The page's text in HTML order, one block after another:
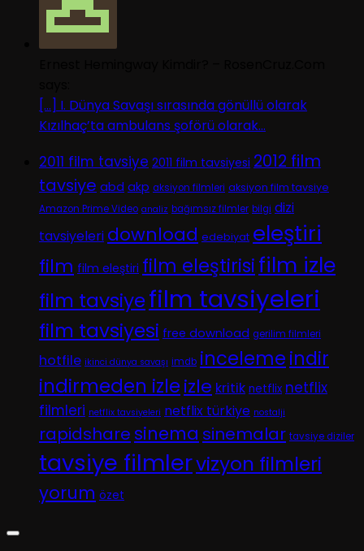
[…] I. Dünya Savaşı sırasında gönüllü olarak
Kızılhaç’ta ambulans şoförü olarak...
2011 film tavsiye 2011 film tavsiyesi 2012 film
tavsiye abd akp aksiyon filmleri aksiyon film tavsiye
Amazon Prime Video analiz bağımsız filmler bilgi dizi
tavsiyeleri download edebiyat eleştiri
film film eleştiri film eleştirisifilm izle
film tavsiyefilm tavsiyeleri
film tavsiyesi free download gerilim filmleri
hotfile ikinci dünya savaşı imdb incelemeindir
indirmeden izleizle kritik netflix netflix
filmleri netflix tavsiyeleri netflix türkiye nostalji
rapidshare sinema sinemalar tavsiye diziler
tavsiye filmlervizyon filmleri
yorum özet